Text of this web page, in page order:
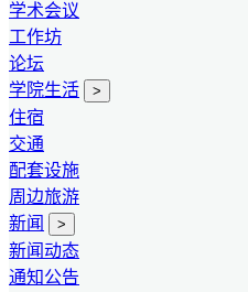
学术会议
工作坊
论坛
学院生活
>
住宿
交通
配套设施
周边旅游
新闻
>
新闻动态
通知公告